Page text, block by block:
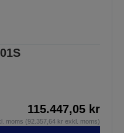
115.447,05 kr
moms (92.357,64 kr exkl. moms)